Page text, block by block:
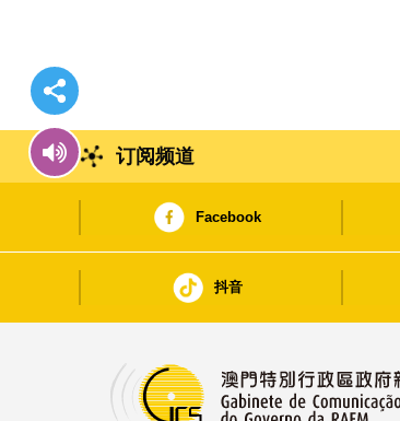
订阅频道
Facebook
抖音